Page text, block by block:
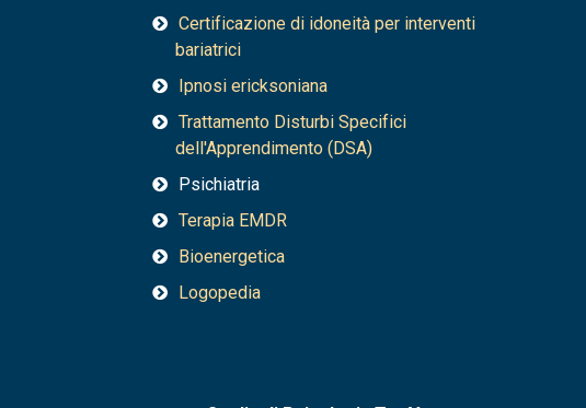
Certificazione di idoneità per interventi
bariatrici
Ipnosi ericksoniana
Trattamento Disturbi Specifici
dell'Apprendimento (DSA)
Psichiatria
Terapia EMDR
Bioenergetica
Logopedia